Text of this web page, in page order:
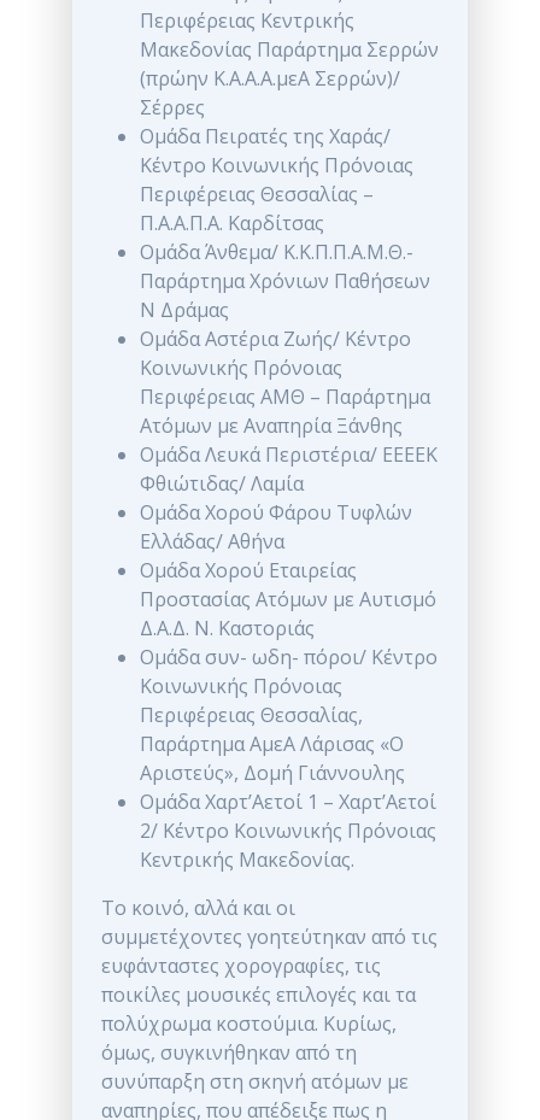
Περιφέρειας Κεντρικής
Μακεδονίας Παράρτημα Σερρών
(πρώην Κ.Α.Α.Α.μεΑ Σερρών)/
Σέρρες
Ομάδα Πειρατές της Χαράς/
Κέντρο Κοινωνικής Πρόνοιας
Περιφέρειας Θεσσαλίας –
Π.Α.Α.Π.Α. Καρδίτσας
Ομάδα Άνθεμα/ Κ.Κ.Π.Π.Α.Μ.Θ.-
Παράρτημα Χρόνιων Παθήσεων
Ν Δράμας
Ομάδα Αστέρια Ζωής/ Κέντρο
Κοινωνικής Πρόνοιας
Περιφέρειας ΑΜΘ – Παράρτημα
Ατόμων με Αναπηρία Ξάνθης
Ομάδα Λευκά Περιστέρια/ ΕΕΕΕΚ
Φθιώτιδας/ Λαμία
Ομάδα Χορού Φάρου Τυφλών
Ελλάδας/ Αθήνα
Ομάδα Χορού Εταιρείας
Προστασίας Ατόμων με Αυτισμό
Δ.Α.Δ. Ν. Καστοριάς
Ομάδα συν- ωδη- πόροι/ Κέντρο
Κοινωνικής Πρόνοιας
Περιφέρειας Θεσσαλίας,
Παράρτημα ΑμεΑ Λάρισας «Ο
Αριστεύς», Δομή Γιάννουλης
Ομάδα Χαρτ’Αετοί 1 – Χαρτ’Αετοί
2/ Kέντρο Κοινωνικής Πρόνοιας
Κεντρικής Μακεδονίας.
Το κοινό, αλλά και οι
συμμετέχοντες γοητεύτηκαν από τις
ευφάνταστες χορογραφίες, τις
ποικίλες μουσικές επιλογές και τα
πολύχρωμα κοστούμια. Κυρίως,
όμως, συγκινήθηκαν από τη
συνύπαρξη στη σκηνή ατόμων με
αναπηρίες, που απέδειξε πως η